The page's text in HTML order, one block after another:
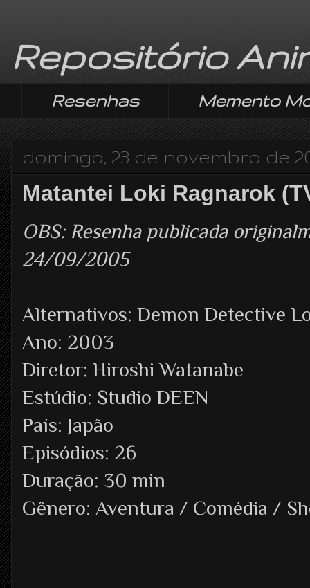
Repositório
Resenhas Memento
domingo, 23 de novembro de
Matantei Loki Ragnarok
OBS: Resenha publicada
24/09/2005
Alternativos: Demon Detective
Ano: 2003
Diretor: Hiroshi Watanabe
Estúdio: Studio DEEN
País: Japão
Episódios: 26
Duração: 30 min
Gênero: Aventura / Comédia /